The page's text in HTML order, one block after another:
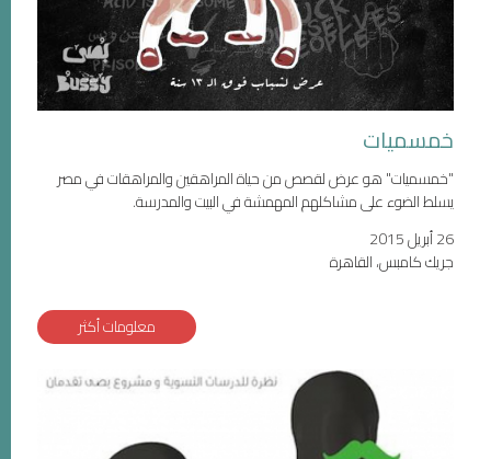
خمسميات
"خمسميات" هو عرض لقصص من حياة المراهقين والمراهقات في مصر
يسلط الضوء على مشاكلهم المهمشة في البيت والمدرسة.
26 أبريل 2015
جريك كامبس، القاهرة
معلومات أكثر